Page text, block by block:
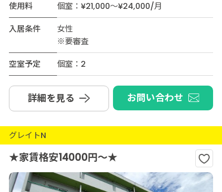
使用料
個室：¥21,000～¥24,000/月
入居条件
女性
※要審査
空室予定
個室：2
詳細を見る お問い合わせ
グレイトN
★家賃格安14000円～★